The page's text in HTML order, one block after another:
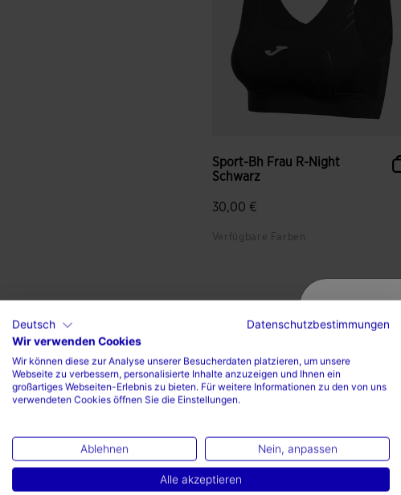
Sport-Bh Frau R-Night
Schwarz
30,00 €
Verfügbare Farben
4,9 von 5 Kundenbewertungen
Deutsch
Datenschutzbestimmungen
Wir verwenden Cookies
Wir können diese zur Analyse unserer Besucherdaten platzieren, um unsere
Webseite zu verbessern, personalisierte Inhalte anzuzeigen und Ihnen ein
großartiges Webseiten-Erlebnis zu bieten. Für weitere Informationen zu den von uns
verwendeten Cookies öffnen Sie die Einstellungen.
Ablehnen Nein, anpassen
Alle akzeptieren